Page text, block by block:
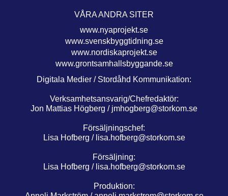
VÅRA ANDRA SITER
www.nyaprojekt.se
www.svenskbyggtidning.se
www.nordiskaprojekt.se
www.grontsamhallsbyggande.se
Digitala Medier / Stordåhd Kommunikation:
Verksamhetsansvarig/Chefredaktör:
Jon Mattias Högberg / jmhogberg@storkom.se
Försäljningschef:
Lisa Hofberg / lisa.hofberg@storkom.se
Försäljning:
Lisa Hofberg / lisa.hofberg@storkom.se
Produktion: